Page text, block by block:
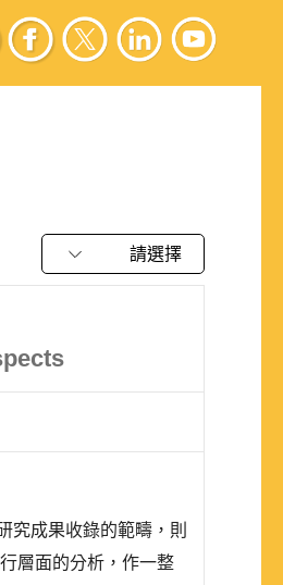
請選擇
究成果收錄的範疇，則
層面的分析，作一整